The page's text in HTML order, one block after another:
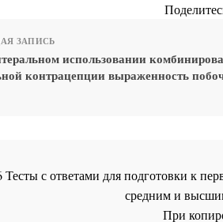
ЗАПИСЬ
использовании
контрацепции выраженность
Тесты с ответами для подготовки к
средним и
При